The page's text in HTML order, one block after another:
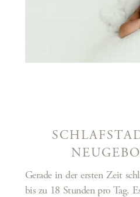
Gerade in der ersten Zeit
bis zu 18 Stunden pro Tag.